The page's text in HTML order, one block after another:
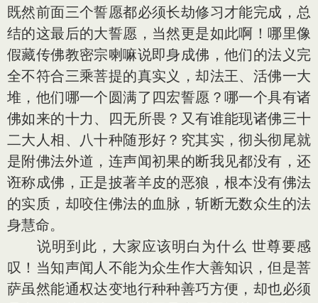
既然前面三个誓愿都必须长劫修习才能完成，总
结的这最后的大誓愿，当然更是如此啊！哪里像
假藏传佛教密宗喇嘛说即身成佛，他们的法义完
全不符合三乘菩提的真实义，却法王、活佛一大
堆，他们哪一个圆满了四宏誓愿？哪一个具有诸
佛如来的十力、四无所畏？又有谁能现诸佛三十
二大人相、八十种随形好？究其实，彻头彻尾就
是附佛法外道，连声闻初果的断我见都没有，还
诳称成佛，正是披著羊皮的恶狼，根本没有佛法
的实质，却咬住佛法的血脉，斩断无数众生的法
身慧命。
说明到此，大家应该明白为什么 世尊要感
叹！当知声闻人不能为众生作大善知识，但是菩
萨虽然能通权达变地行种种善巧方便，却也必须